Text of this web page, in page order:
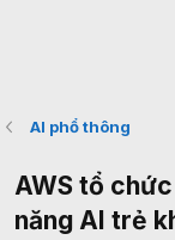
AI phổ thông
AWS tổ
năng AI trẻ